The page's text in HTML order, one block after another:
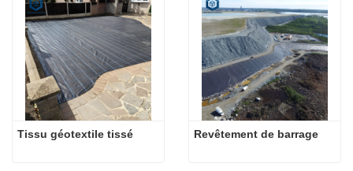
Tissu géotextile tissé Revêtement de barrage